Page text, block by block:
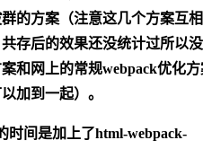
的方案（注意这几个方案互
存后的效果还没统计过所以
和网上的常规webpack优化方
加到一起）。
时间是加上了html-webpack-